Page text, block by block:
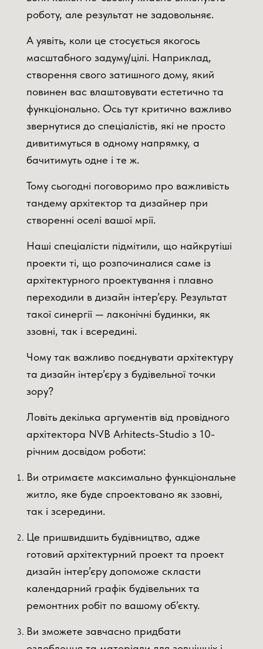
роботу, але результат не задовольняє.
А уявіть, коли це стосується якогось
масштабного задуму/цілі. Наприклад,
створення свого затишного дому, який
повинен вас влаштовувати естетично та
функціонально. Ось тут критично важливо
звернутися до спеціалістів, які не просто
дивитимуться в одному напрямку, а
бачитимуть одне і те ж.
Тому сьогодні поговоримо про важливість
тандему архітектор та дизайнер при
створенні оселі вашої мрії.
Наші спеціалісти підмітили, що найкрутіші
проекти ті, що розпочиналися саме із
архітектурного проектування і плавно
переходили в дизайн інтер’єру. Результат
такої синергії — лаконічні будинки, як
ззовні, так і всередині.
Чому так важливо поєднувати архітектуру
та дизайн інтер’єру з будівельної точки
зору?
Ловіть декілька аргументів від провідного
архітектора NVB Arhitects-Studio з 10-
річним досвідом роботи:
Ви отримаєте максимально функціональне
житло, яке буде спроектовано як ззовні,
так і зсередини.
Це пришвидшить будівництво, адже
готовий архітектурний проект та проект
дизайн інтер’єру допоможе скласти
календарний графік будівельних та
ремонтних робіт по вашому об’єкту.
Ви зможете завчасно придбати